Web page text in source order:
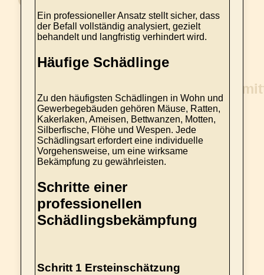
Ein professioneller Ansatz stellt sicher, dass
der Befall vollständig analysiert, gezielt
behandelt und langfristig verhindert wird.
Häufige Schädlinge
Zu den häufigsten Schädlingen in Wohn und
Gewerbegebäuden gehören Mäuse, Ratten,
Kakerlaken, Ameisen, Bettwanzen, Motten,
Silberfische, Flöhe und Wespen. Jede
Schädlingsart erfordert eine individuelle
Vorgehensweise, um eine wirksame
Bekämpfung zu gewährleisten.
Schritte einer
professionellen
Schädlingsbekämpfung
Schritt 1 Ersteinschätzung